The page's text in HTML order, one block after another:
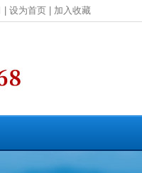
设为首页 加入收藏